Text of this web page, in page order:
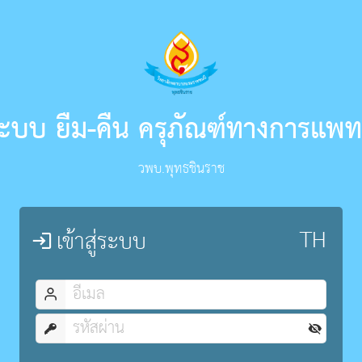
บบ ยืม-คืน ครุภัณฑ์ทางการแพ
วพบ.พุทธชินราช
เข้าสู่ระบบ